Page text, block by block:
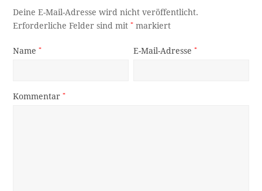
Deine E-Mail-Adresse wird nicht veröffentlicht.
Erforderliche Felder sind mit* markiert
Name* E-Mail-Adresse*
Kommentar*